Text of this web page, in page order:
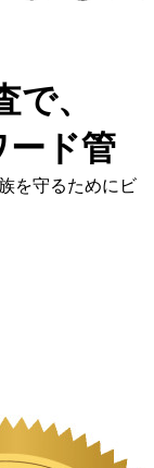
を守るためにビ
、
ード管